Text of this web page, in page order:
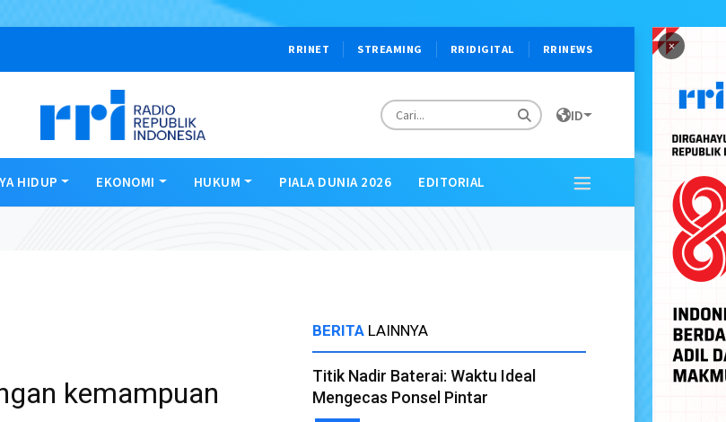
×
RRINET STREAMING RRIDIGITAL RRINEWS
ID
HIDUP EKONOMI HUKUM PIALA DUNIA 2026 EDITORIAL
kemampuan
BERITA LAINNYA
Titik Nadir Baterai: Waktu Ideal
Mengecas Ponsel Pintar